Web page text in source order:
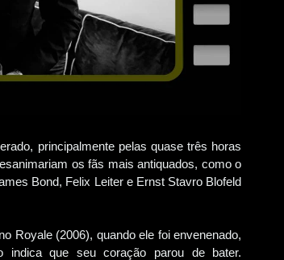
principalmente pelas quase três horas
os fãs mais antiquados, como o
Bond, Felix Leiter e Ernst Stavro Blofeld
Royale (2006), quando ele foi envenenado,
indica que seu coração parou de bater.